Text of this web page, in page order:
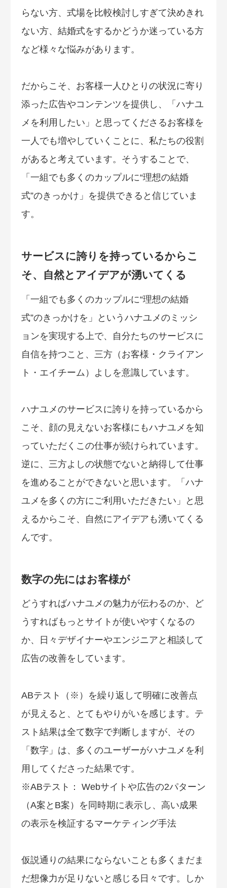
らない方、式場を比較検討しすぎて決めきれ
ない方、結婚式をするかどうか迷っている方
など様々な悩みがあります。
だからこそ、お客様一人ひとりの状況に寄り
添った広告やコンテンツを提供し、「ハナユ
メを利用したい」と思ってくださるお客様を
一人でも増やしていくことに、私たちの役割
があると考えています。そうすることで、
「一組でも多くのカップルに“理想の結婚
式”のきっかけ」を提供できると信じていま
す。
サービスに誇りを持っているからこ
そ、自然とアイデアが湧いてくる
「一組でも多くのカップルに“理想の結婚
式”のきっかけを」というハナユメのミッシ
ョンを実現する上で、自分たちのサービスに
自信を持つこと、三方（お客様・クライアン
ト・エイチーム）よしを意識しています。
ハナユメのサービスに誇りを持っているから
こそ、顔の見えないお客様にもハナユメを知
っていただくこの仕事が続けられています。
逆に、三方よしの状態でないと納得して仕事
を進めることができないと思います。「ハナ
ユメを多くの方にご利用いただきたい」と思
えるからこそ、自然にアイデアも湧いてくる
んです。
数字の先にはお客様が
どうすればハナユメの魅力が伝わるのか、ど
うすればもっとサイトが使いやすくなるの
か、日々デザイナーやエンジニアと相談して
広告の改善をしています。
ABテスト（※）を繰り返して明確に改善点
が見えると、とてもやりがいを感じます。テ
スト結果は全て数字で判断しますが、その
「数字」は、多くのユーザーがハナユメを利
用してくださった結果です。
※ABテスト： Webサイトや広告の2パターン
（A案とB案）を同時期に表示し、高い成果
の表示を検証するマーケティング手法
仮説通りの結果にならないことも多くまだま
だ想像力が足りないと感じる日々です。しか